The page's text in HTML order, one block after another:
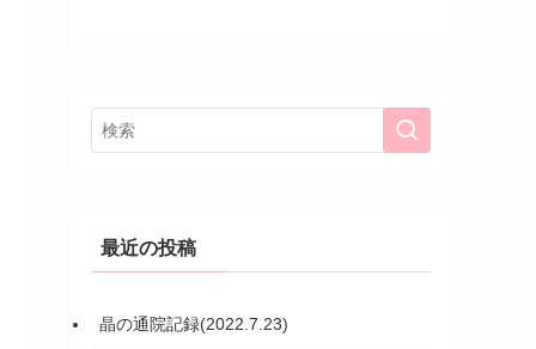
最近の投稿
晶の通院記録(2022.7.23)